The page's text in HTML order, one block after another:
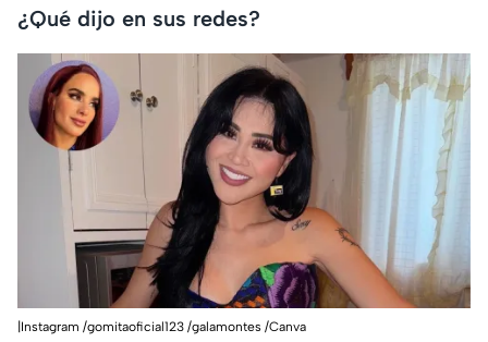
¿Qué dijo en sus redes?
|Instagram /gomitaoficial123 /galamontes /Canva